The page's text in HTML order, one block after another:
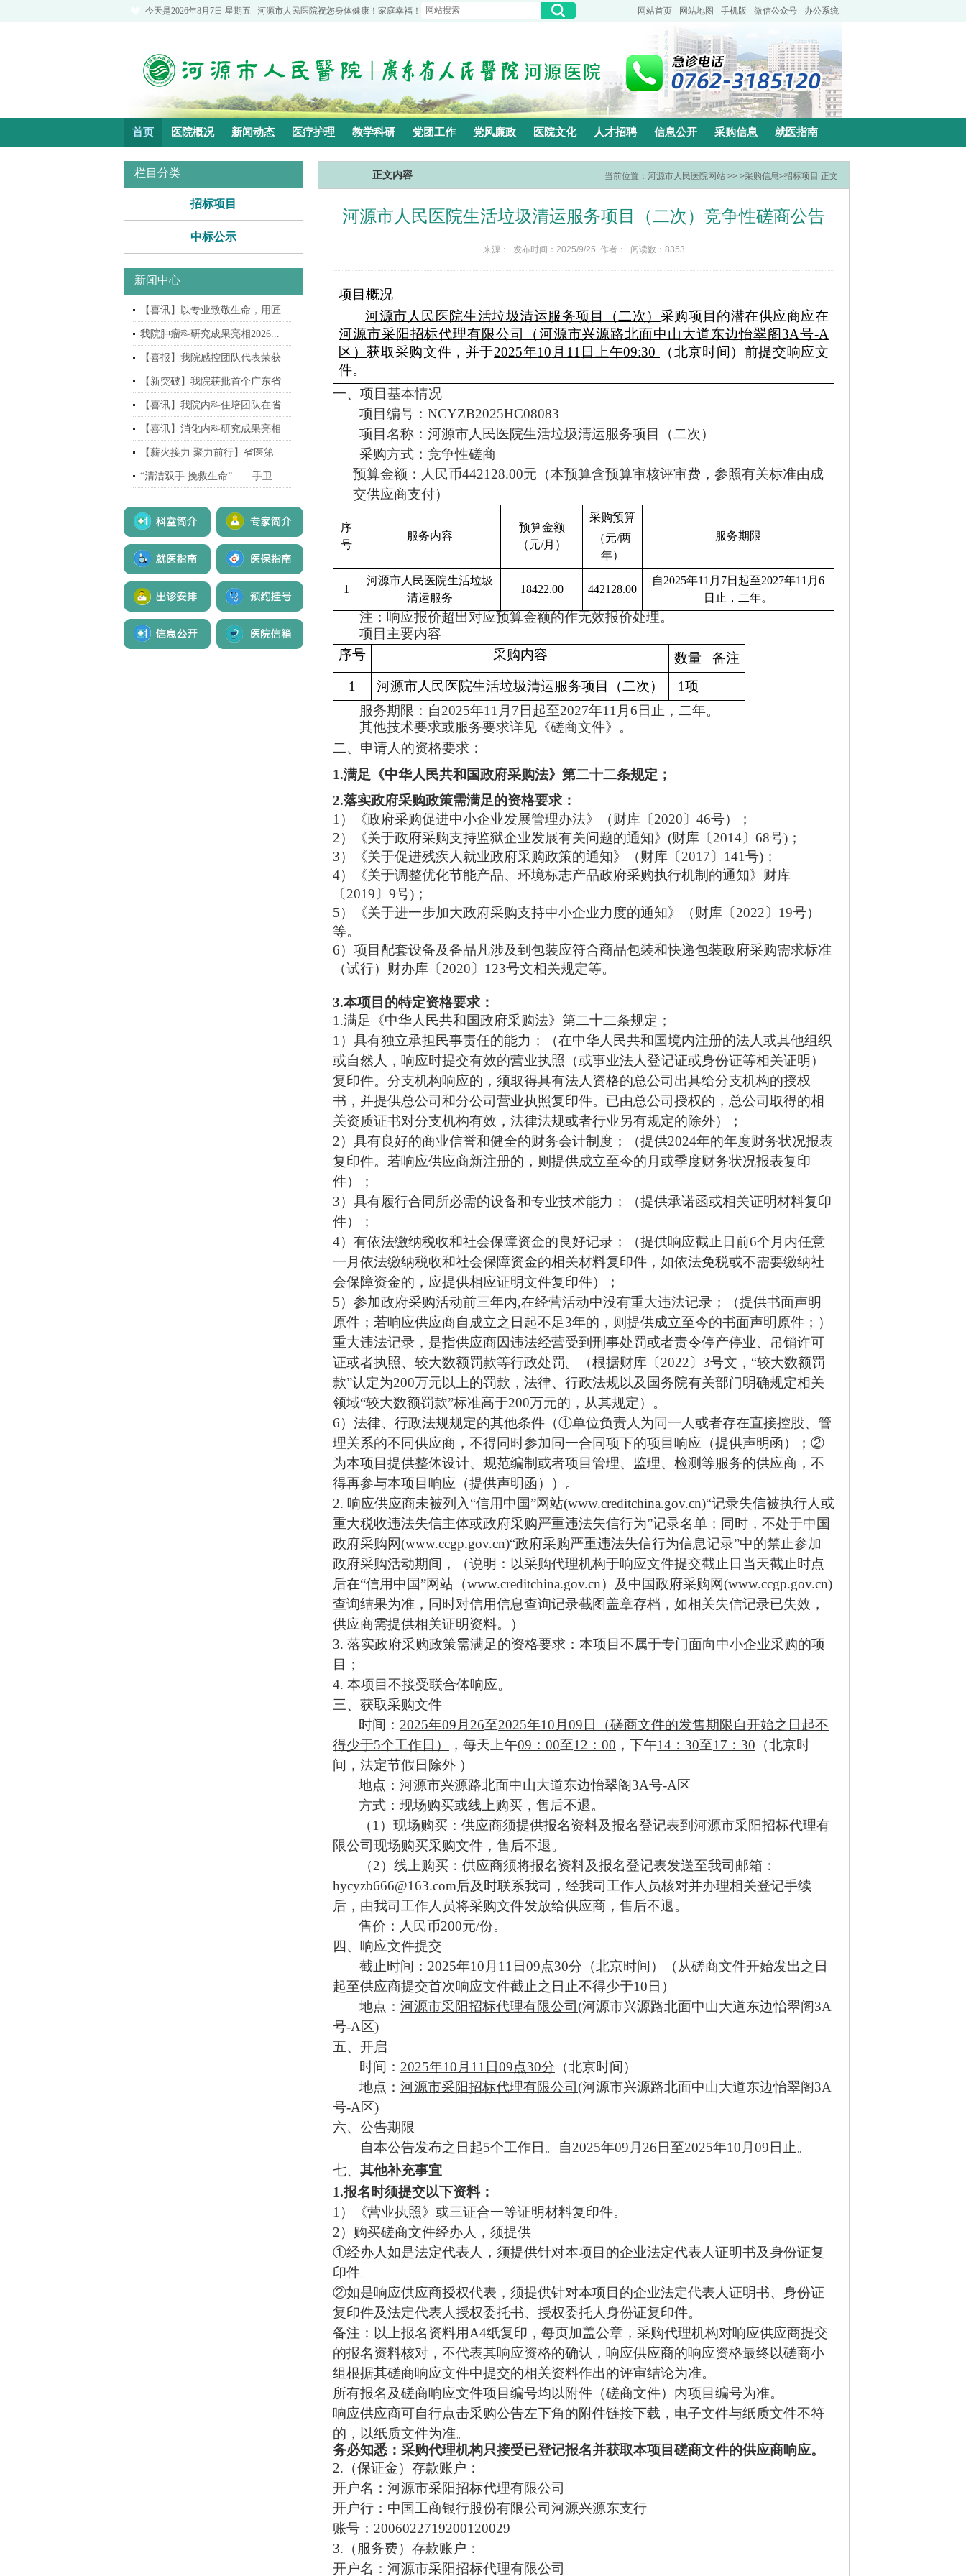
今天是2026年8月7日 星期五 河源市人民医院祝您身体健康！家庭幸福！ 网站首页 网站地图 手机版 微信公众号 办公系统
首页 医院概况 新闻动态 医疗护理 教学科研 党团工作 党风廉政 医院文化 人才招聘 信息公开 采购信息 就医指南
栏目分类
招标项目
中标公示
新闻中心
【喜讯】以专业致敬生命，用匠
心...
我院肿瘤科研究成果亮相2026...
【喜报】我院感控团队代表荣获
广...
【新突破】我院获批首个广东省
自...
【喜讯】我院内科住培团队在省
医...
【喜讯】消化内科研究成果亮相
2...
【薪火接力 聚力前行】省医第
七...
“清洁双手 挽救生命”——手卫...
正文内容 当前位置： 河源市人民医院网站 >> >采购信息>招标项目 正文
河源市人民医院生活垃圾清运服务项目（二次）竞争性磋商公告
来源： 发布时间：2025/9/25 作者： 阅读数：8353
项目概况
河源市人民医院生活垃圾清运服务项目（二次） 采购项目 的潜在供应商应在
河源市采阳招标代理有限公司（河源市兴源路北面中山大道东边怡翠阁 3A号-A
区）获取采购文件，并于2025年10 月 11 日 上午09:30 （北京时间）前提交响应文
件。
一、项目基本情况
项目编号： NCYZB2025HC08083
项目名称： 河源市人民医院生活垃圾清运服务项目（二次）
采购方式：竞争性磋商
预算金额 ： 人民币442128.00元（本预算含预算审核评审费，参照有关标准由成
交供应商支付）
序
号
服务内容
预算金额
（元/月 ）
采购预算
（元/两
年）
服务期限
1
河源市人民医院生活垃圾
清运服务
18422.00 442128.00
自2025年11 月 7日 起至2027年11 月 6
日 止， 二年。
注：响应报价超出对应预算金额的作无效报价处理。
项目主要内容
序号
采购内容 数量
备注
1
河源市人民医院生活垃圾清运服务项目（二次）
1项
服务期限：自2025年11月7日起至2027年11月6日止，二年。
其他技术要求或服务要求详见《磋商文件》。
二、申请人的资格要求：
1.满足《中华人民共和国政府采购法》第二十二条规定；
2.落实政府采购政策需满足的资格要求：
1 ） 《政府采购促进中小企业发展管理办法》（财库〔 2020 〕 46号）；
2） 《关于政府采购支持监狱企业发展有关问题的通知》 (财库〔2014〕68号)；
3） 《关于促进残疾人就业政府采购政策的通知》（财库〔 2017〕141号)；
4）《关于调整优化节能产品、环境标志产品政府采购执行机制的通知》财库
〔2019〕9号)；
5）《关于进一步加大政府采购支持中小企业力度的通知》（财库〔2022〕19号）
等。
6）项目配套设备及备品凡涉及到包装应符合商品包装和快递包装政府采购需求标准
（试行）财办库〔2020〕123号文相关规定等。
3.本项目的特定资格要求：
1 .满足《中华人民共和国政府采购法》第二十二条规定；
1）具有独立承担民事责任的能力；（在中华人民共和国境内注册的法人或其他组织
或自然人，响应时提交有效的营业执照（或事业法人登记证或身份证等相关证明）
复印件。分支机构响应的，须取得具有法人资格的总公司出具给分支机构的授权
书，并提供总公司和分公司营业执照复印件。已由总公司授权的，总公司取得的相
关资质证书对分支机构有效，法律法规或者行业另有规定的除外）
；
2）具有良好的商业信誉和健全的财务会计制度；（提供2024年的年度财务状况报表
复印件。若响应供应商新注册的，则提供成立至今的月或季度财务状况报表复印
件）
；
3）具有履行合同所必需的设备和专业技术能力；（提供承诺函或相关证明材料复印
件）
；
4）有依法缴纳税收和社会保障资金的良好记录；（提供响应截止日前6个月内任意
一月依法缴纳税收和社会保障资金的相关材料复印件，如依法免税或不需要缴纳社
会保障资金的，应提供相应证明文件复印件）
；
5）参加政府采购活动前三年内,在经营活动中没有重大违法记录；（提供书面声明
原件；若响应供应商自成立之日起不足3年的，则提供成立至今的书面声明原件；）
重大违法记录，是指供应商因违法经营受到刑事处罚或者责令停产停业、吊销许可
证或者执照、较大数额罚款等行政处罚。（根据财库〔2022〕3号文，“较大数额罚
款”认定为200万元以上的罚款，法律、行政法规以及国务院有关部门明确规定相关
领域“较大数额罚款”标准高于200万元的，从其规定）。
6）法律、行政法规规定的其他条件（①单位负责人为同一人或者存在直接控股、管
理关系的不同供应商，不得同时参加同一合同项下的项目响应（提供声明函）；②
为本项目提供整体设计、规范编制或者项目管理、监理、检测等服务的供应商，不
得再参与本项目响应（提供声明函））。
2. 响应供应商未被列入“信用中国”网站(www.creditchina.gov.cn)“记录失信被执行人或
重大税收违法失信主体或政府采购严重违法失信行为”记录名单；同时，不处于中国
政府采购网(www.ccgp.gov.cn)“政府采购严重违法失信行为信息记录”中的禁止参加
政府采购活动期间，（说明：以采购代理机构于响应文件提交截止日当天截止时点
后在“信用中国”网站（www.creditchina.gov.cn）及中国政府采购网(www.ccgp.gov.cn)
查询结果为准，同时对信用信息查询记录截图盖章存档，如相关失信记录已失效，
供应商需提供相关证明资料。）
3. 落实政府采购政策需满足的资格要求：本项目不属于专门面向中小企业采购的项
目；
4. 本项目不接受联合体响应。
三、获取采购文件
时间： 2025年09 月 26至2025年10 月 09 日
（磋商文件的发售期限自开始之日起不
得少于5个工作日） ，每天上午09：00至12：00 ，下午14：30至17：30 （北京时
间，法定节假日除外 ）
地点： 河源市兴源路北面中山大道东边怡翠阁3A号-A区
方式： 现场购买或线上购买 ，售后不退。
（1） 现场购买 ：供应商须提供报名资料及报名登记表到河源市采阳招标代理有
限公司现场购买采购文件 ， 售后不退。
（2） 线上购买：供应商须将报名资料及报名登记表发送至我司邮箱：
hycyzb666@163.com后及时联系我司，经我司工作人员核对并办理相关登记手续
后，由我司工作人员将采购文件发放给供应商，售后不退。
售价：人民币200元/份。
四、响应文件提交
截止时间： 2025年10月11日09点30分 （北京时间）
（从磋商文件开始发出之日
起至供应商提交首次响应文件截止之日止不得少于10日）
地点： 河源市采阳招标代理有限公司(河源市兴源路北面中山大道东边怡翠阁3A
号-A区)
五、开启
时间： 2025年10月11日09点30分 （北京时间）
地点： 河源市采阳招标代理有限公司(河源市兴源路北面中山大道东边怡翠阁3A
号-A区)
六、公告期限
自本公告发布之日起5个工作日。 自2025年09 月 26 日至2025年10 月 09 日 止。
七、 其他补充事宜
1.报名时须提交以下资料：
1）《营业执照》或三证合一等证明材料复印件。
2）购买磋商文件经办人，须提供
①经办人如是法定代表人，须提供针对本项目的企业法定代表人证明书及身份证复
印件。
②如是响应供应商授权代表，须提供针对本项目的企业法定代表人证明书、身份证
复印件及法定代表人授权委托书、授权委托人身份证复印件。
备注：以上报名资料用A4纸复印，每页加盖公章，采购代理机构对响应供应商提交
的报名资料核对，不代表其响应资格的确认，响应供应商的响应资格最终以磋商小
组根据其磋商响应文件中提交的相关资料作出的评审结论为准。
所有报名及磋商响应文件项目编号均以附件（磋商文件）内项目编号为准。
响应供应商可自行点击采购公告左下角的附件链接下载，电子文件与纸质文件不符
的，以纸质文件为准。
务必知悉：采购代理机构只接受已登记报名并获取本项目磋商文件的供应商响应。
2.（保证金）存款账户：
开户名：河源市采阳招标代理有限公司
开户行： 中国工商银行股份有限公司河源兴源东支行
账号： 2006022719200120029
3. （服务费）存款账户：
开户名：河源市采阳招标代理有限公司